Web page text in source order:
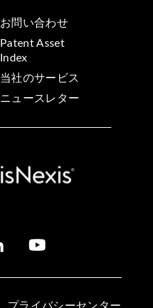
お問い合わせ
Patent Asset
Index
当社のサービス
ニュースレター